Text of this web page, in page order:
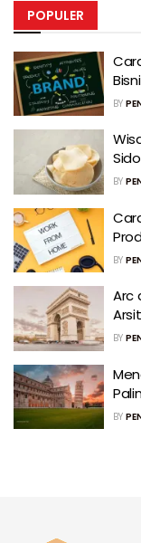
POPULER
BY
BY
BY
Arc
BY
BY